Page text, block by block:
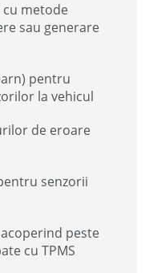
metode
sau generare
pentru
la vehicul
de eroare
senzorii
peste
cu TPMS